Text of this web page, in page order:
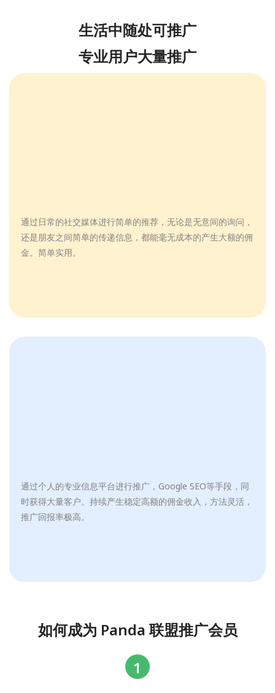
生活中随处可推广
专业用户大量推广
通过日常的社交媒体进行简单的推荐，无论是无意间的询问，
还是朋友之间简单的传递信息，都能毫无成本的产生大额的佣
金。简单实用。
通过个人的专业信息平台进行推广，Google SEO等手段，同
时获得大量客户。持续产生稳定高额的佣金收入，方法灵活，
推广回报率极高。
如何成为 Panda 联盟推广会员